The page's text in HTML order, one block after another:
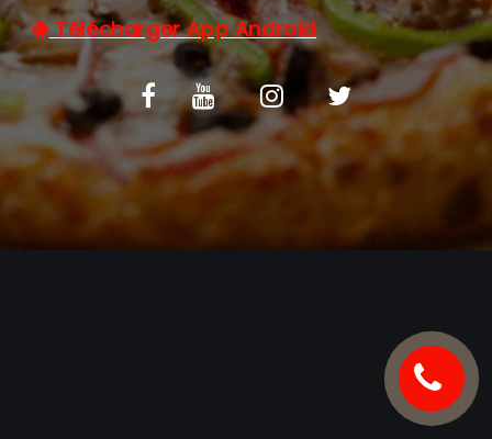
Télécharger App Android